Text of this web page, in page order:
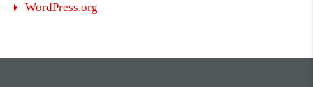
WordPress.org